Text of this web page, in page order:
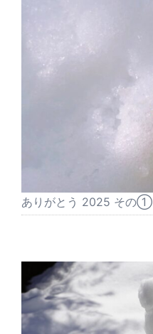
ありがとう 2025 その①